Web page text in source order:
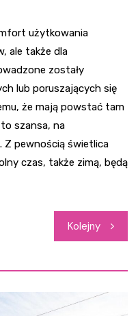
użytkowania
ale także dla
zostały
lub poruszających się
że mają powstać tam
szansa, na
Z pewnością świetlica
czas, także zimą, będą
Kolejny